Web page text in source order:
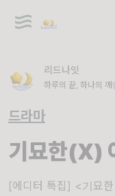
리드나잇
하루의 끝, 하나의
드라마
기묘한(X)
[에디터 특집] <기묘